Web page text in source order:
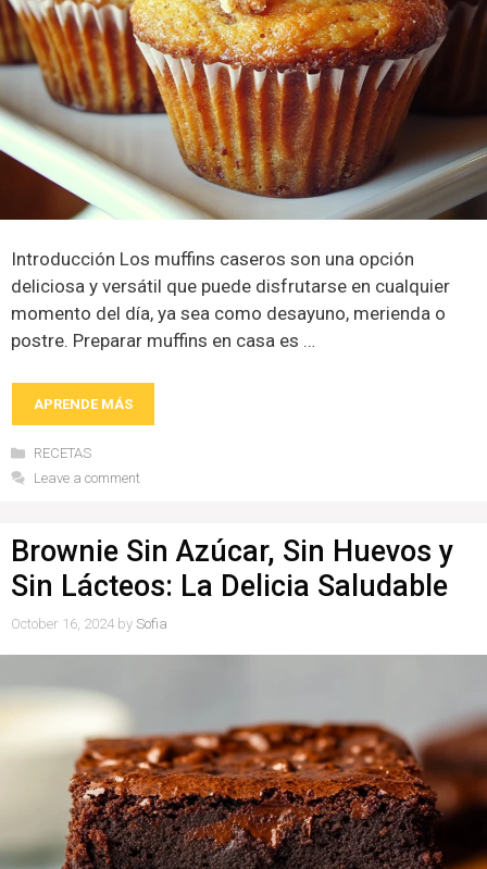
Introducción Los muffins caseros son una opción
deliciosa y versátil que puede disfrutarse en cualquier
momento del día, ya sea como desayuno, merienda o
postre. Preparar muffins en casa es …
APRENDE MÁS
Categories
RECETAS
Leave a comment
Brownie Sin Azúcar, Sin Huevos y
Sin Lácteos: La Delicia Saludable
October 16, 2024 by Sofia